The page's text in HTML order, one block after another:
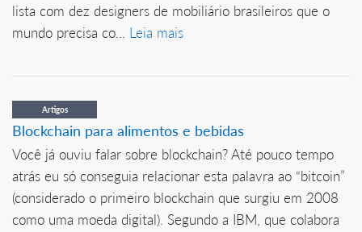
lista com dez designers de mobiliário brasileiros que o
mundo precisa co... Leia mais
Artigos
Blockchain para alimentos e bebidas
Você já ouviu falar sobre blockchain? Até pouco tempo
atrás eu só conseguia relacionar esta palavra ao “bitcoin”
(considerado o primeiro blockchain que surgiu em 2008
como uma moeda digital). Segundo a IBM, que colabora